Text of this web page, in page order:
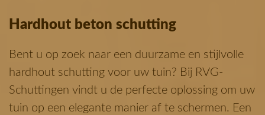
Hardhout beton schutting
Bent u op zoek naar een duurzame en stijlvolle
hardhout schutting voor uw tuin? Bij RVG-
Schuttingen vindt u de perfecte oplossing om uw
tuin op een elegante manier af te schermen. Een